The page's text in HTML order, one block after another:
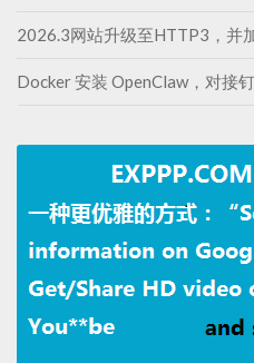
2026.3网站升级至HTTP3，并
Docker 安装 OpenClaw，对接